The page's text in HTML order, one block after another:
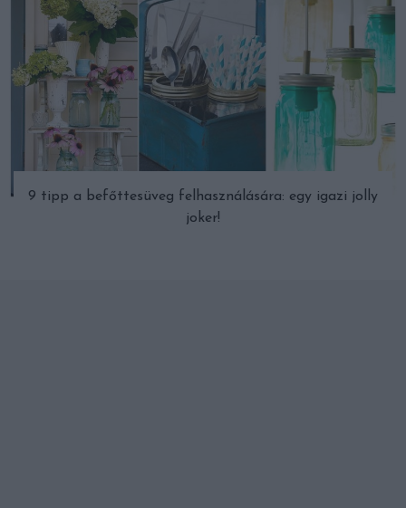
9 tipp a befőttesüveg felhasználására: egy igazi jolly
joker!